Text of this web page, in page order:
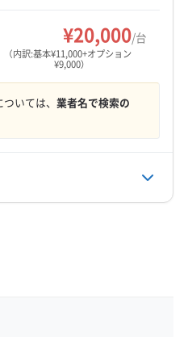
千歳市
滝川市
雨竜郡雨竜町
樺戸郡浦臼町
¥20,000/台
（内訳:基本¥11,000+オプション
¥9,000）
いては、 業者名で検索の